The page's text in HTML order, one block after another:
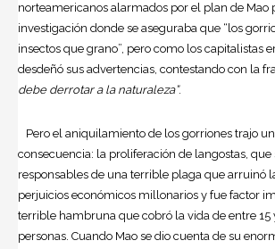
norteamericanos alarmados por el plan de Mao
investigación donde se aseguraba que “los
insectos que grano”, pero como los capitalistas
desdeñó sus advertencias, contestando con la
debe derrotar a la naturaleza”.
Pero el aniquilamiento de los gorriones trajo
consecuencia: la proliferación de langostas, que
responsables de una terrible plaga que arruinó
perjuicios económicos millonarios y fue factor
terrible hambruna que cobró la vida de entre
personas. Cuando Mao se dio cuenta de su